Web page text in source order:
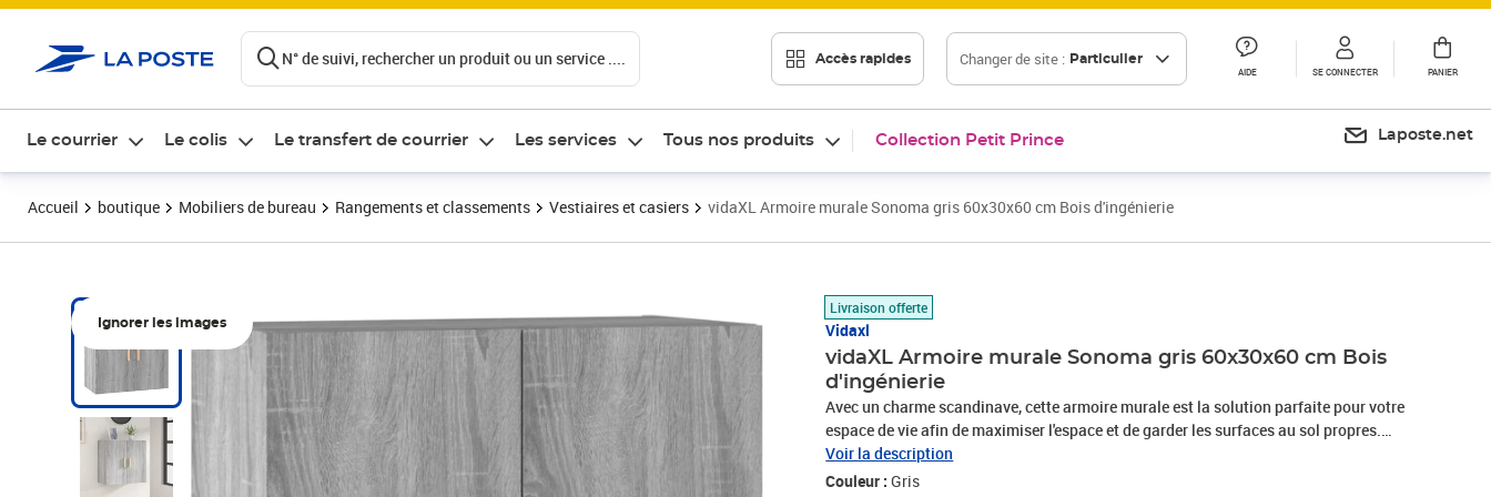
N° de suivi, rechercher un produit ou un service .... Accès rapides Changer de site : Particulier
AIDE SE CONNECTER PANIER
Le courrier Le colis Le transfert de courrier Les services Tous nos produits Collection Petit Prince Laposte.net
Accueil boutique Mobiliers de bureau Rangements et classements Vestiaires et casiers vidaXL Armoire murale Sonoma gris 60x30x60 cm Bois d'ingénierie
Ignorer les images
Livraison offerte
Vidaxl
vidaXL Armoire murale Sonoma gris 60x30x60 cm Bois
d'ingénierie
Avec un charme scandinave, cette armoire murale est la solution parfaite pour votre
espace de vie afin de maximiser l'espace et de garder les surfaces au sol propres.
Matériau stable : le bois d'ingénierie est d'une qualité exceptionnelle avec une surface
lisse et présente également résistance, stabilité et résistance à l'humidité.Grand
Voir la description
Couleur :Gris
Prix barré 58,99 €
Prix 48,89€